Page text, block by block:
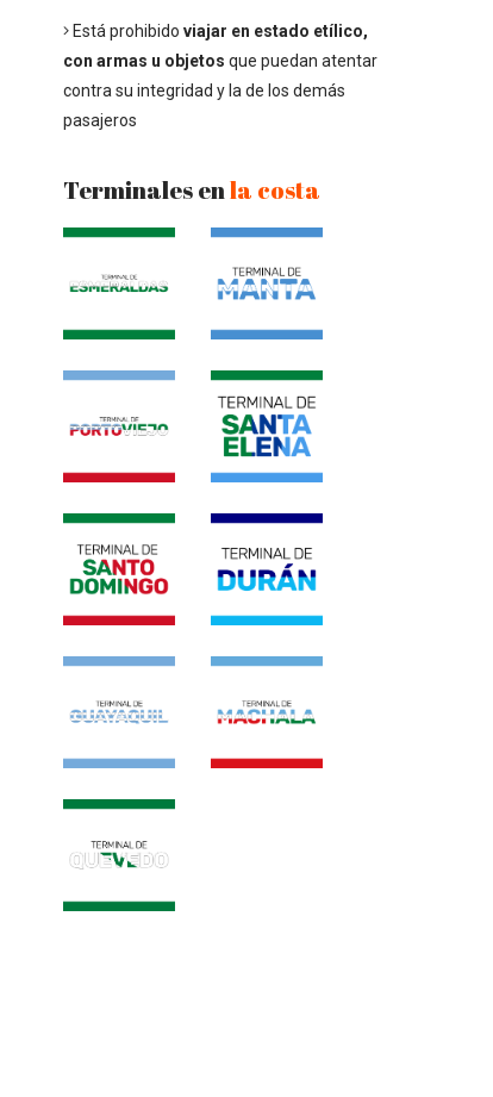
Está prohibido viajar en estado etílico,
con armas u objetos que puedan atentar
contra su integridad y la de los demás
pasajeros
Terminales enla costa